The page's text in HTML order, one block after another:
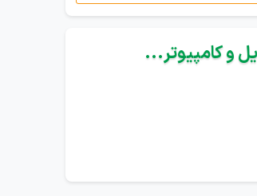
و کامپیوتر...